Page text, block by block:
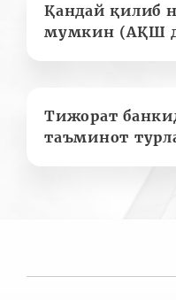
Қандай қилиб
мумкин (АҚШ
Тижорат
таъминот